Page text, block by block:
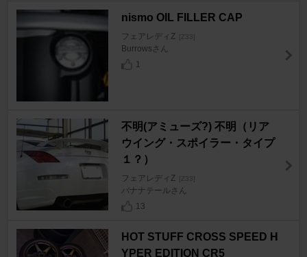
nismo OIL FILLER CAP
フェアレディZ [Z33]
Burrowsさん
1
不明(アミューズ?) 不明（リア
ウイング・スポイラー・タイプ
１？）
フェアレディZ [Z33]
バナナテールさん
13
HOT STUFF CROSS SPEED H
YPER EDITION CR5